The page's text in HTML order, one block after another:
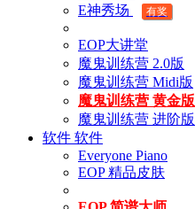
E神秀场
有奖
EOP大讲堂
魔鬼训练营 2.0版
魔鬼训练营 Midi版
魔鬼训练营 黄金版
魔鬼训练营 进阶版
软件 软件
Everyone Piano
EOP 精品皮肤